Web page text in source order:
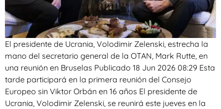
El presidente de Ucrania, Volodimir Zelenski, estrecha la
mano del secretario general de la OTAN, Mark Rutte, en
una reunión en Bruselas Publicado 18 Jun 2026 08:29 Esta
tarde participará en la primera reunión del Consejo
Europeo sin Viktor Orbán en 16 años El presidente de
Ucrania, Volodimir Zelenski, se reunirá este jueves en la